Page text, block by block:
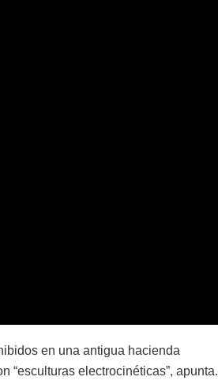
en una antigua hacienda
“esculturas electrocinéticas”, apunta.